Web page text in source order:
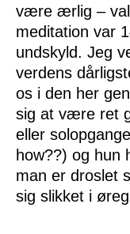
være ærlig –
meditation var
undskyld. Jeg
verdens
os i den her
sig at være ret
eller
how??) og hun
man er droslet
sig slikket i